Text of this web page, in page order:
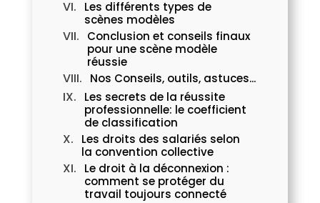
Les différents types de
scènes modèles
Conclusion et conseils finaux
pour une scène modèle
réussie
Nos Conseils, outils, astuces...
Les secrets de la réussite
professionnelle: le coefficient
de classification
Les droits des salariés selon
la convention collective
Le droit à la déconnexion :
comment se protéger du
travail toujours connecté